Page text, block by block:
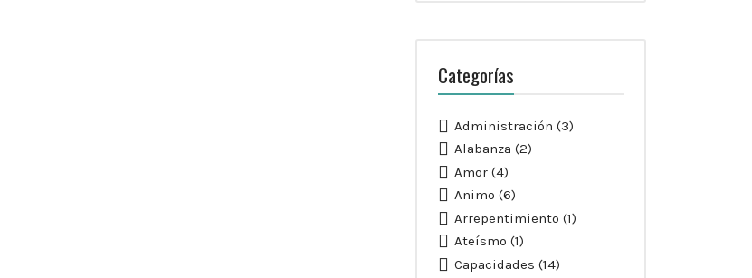
Categorías
Administración (3)
Alabanza (2)
Amor(4)
Animo (6)
Arrepentimiento (1)
Ateísmo (1)
Capacidades (14)